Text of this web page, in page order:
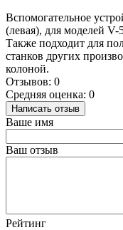
Вспомогательное
(левая), для моделей V-
Также подходит для
станков других
колоной.
Отзывов: 0
Средняя оценка: 0
Написать отзыв
Ваше имя
Ваш отзыв
Рейтинг